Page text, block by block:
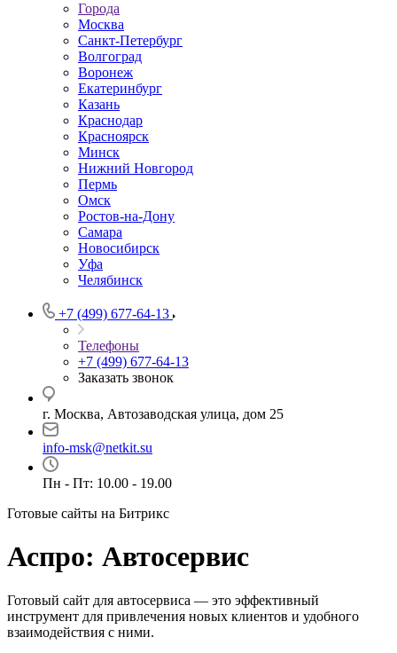
Города
Москва
Санкт-Петербург
Волгоград
Воронеж
Екатеринбург
Казань
Краснодар
Красноярск
Минск
Нижний Новгород
Пермь
Омск
Ростов-на-Дону
Самара
Новосибирск
Уфа
Челябинск
+7 (499) 677-64-13
Телефоны
+7 (499) 677-64-13
Заказать звонок
г. Москва, Автозаводская улица, дом 25
info-msk@netkit.su
Пн - Пт: 10.00 - 19.00
Готовые сайты на Битрикс
Аспро: Автосервис
Готовый сайт для автосервиса — это эффективный
инструмент для привлечения новых клиентов и удобного
взаимодействия с ними.